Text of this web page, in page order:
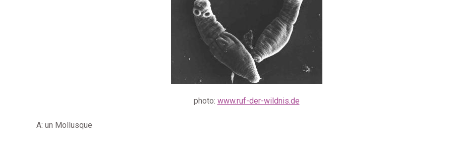
photo: www.ruf-der-wildnis.de
A: un Mollusque